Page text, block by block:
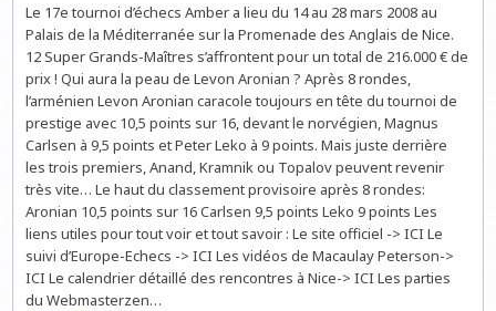
2008:
RONDE
EN
DIRECT
Le 17e tournoi d’échecs Amber a lieu du 14 au 28 mars 2008 au
Palais de la Méditerranée sur la Promenade des Anglais de Nice.
12 Super Grands-Maîtres s’affrontent pour un total de 216.000 € de
prix ! Qui aura la peau de Levon Aronian ? Après 8 rondes,
l’arménien Levon Aronian caracole toujours en tête du tournoi de
prestige avec 10,5 points sur 16, devant le norvégien, Magnus
Carlsen à 9,5 points et Peter Leko à 9 points. Mais juste derrière
les trois premiers, Anand, Kramnik ou Topalov peuvent revenir
très vite… Le haut du classement provisoire après 8 rondes:
Aronian 10,5 points sur 16 Carlsen 9,5 points Leko 9 points Les
liens utiles pour tout voir et tout savoir : Le site officiel -> ICI Le
suivi d’Europe-Echecs -> ICI Les vidéos de Macaulay Peterson->
ICI Le calendrier détaillé des rencontres à Nice-> ICI Les parties
du Webmasterzen…